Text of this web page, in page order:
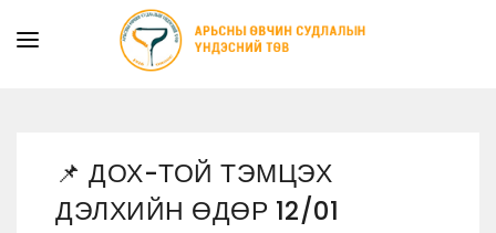
ХУУЛЬ ЭРХ ЗҮЙ
МЭДЭЭ
📌 ДОХ-ТОЙ ТЭМЦЭХ
ДЭЛХИЙН ӨДӨР 12/01